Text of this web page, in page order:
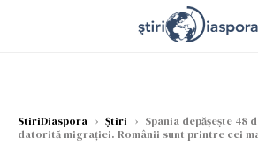
StiriDiaspora › Știri › Spania depășește
datorită migrației. Românii sunt printre cei